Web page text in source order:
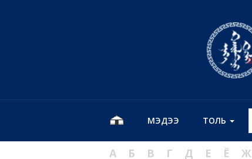
МЭДЭЭ ТОЛЬ
А Б В Г Д Е Ё Ж